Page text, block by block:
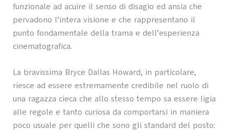
funzionale ad acuire il senso di disagio ed ansia che
pervadono l’intera visione e che rappresentano il
punto fondamentale della trama e dell’esperienza
cinematografica.
La bravissima Bryce Dallas Howard, in particolare,
riesce ad essere estremamente credibile nel ruolo di
una ragazza cieca che allo stesso tempo sa essere ligia
alle regole e tanto curiosa da comportarsi in maniera
poco usuale per quelli che sono gli standard del posto: